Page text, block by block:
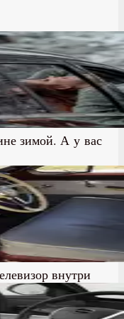
зимой. А у вас
внутри